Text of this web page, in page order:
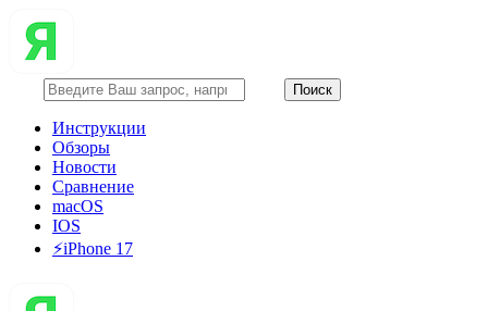
Инструкции
Обзоры
Новости
Сравнение
macOS
IOS
⚡️iPhone 17